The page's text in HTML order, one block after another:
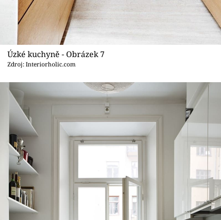
Úzké kuchyně - Obrázek 7
Zdroj: Interiorholic.com